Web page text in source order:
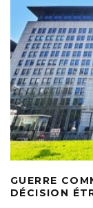
GUERRE
DÉCISION